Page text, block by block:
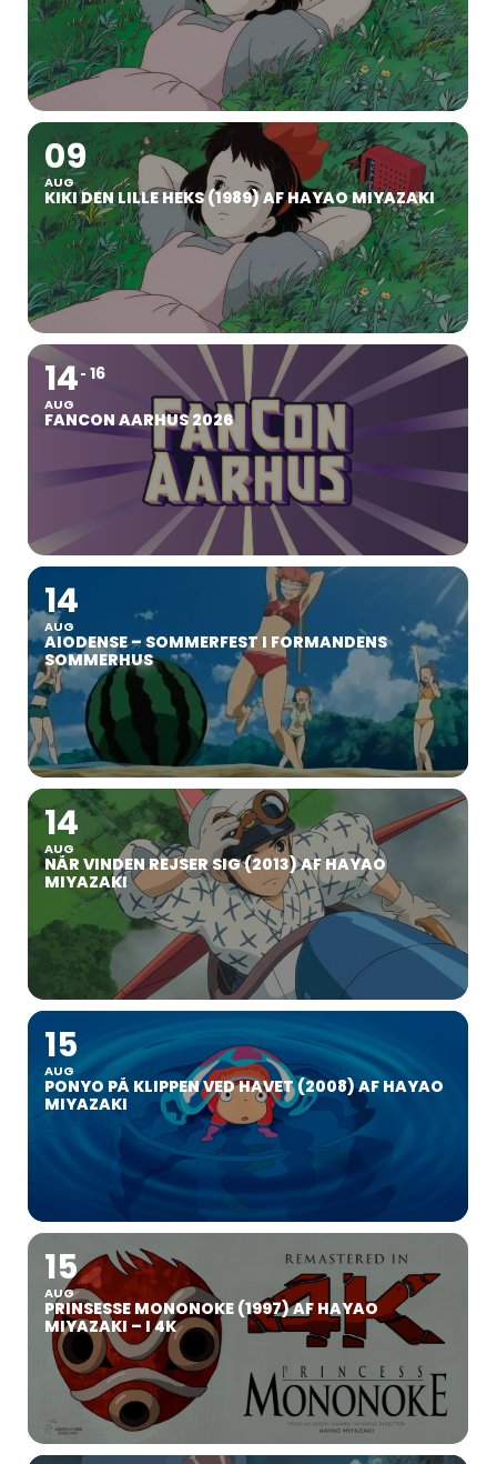
09
AUG
KIKI DEN LILLE HEKS (1989) AF HAYAO MIYAZAKI
14
AUG
16
FANCON AARHUS 2026
14
AUG
AIODENSE – SOMMERFEST I FORMANDENS
SOMMERHUS
14
AUG
NÅR VINDEN REJSER SIG (2013) AF HAYAO
MIYAZAKI
15
AUG
PONYO PÅ KLIPPEN VED HAVET (2008) AF HAYAO
MIYAZAKI
15
AUG
PRINSESSE MONONOKE (1997) AF HAYAO
MIYAZAKI – I 4K